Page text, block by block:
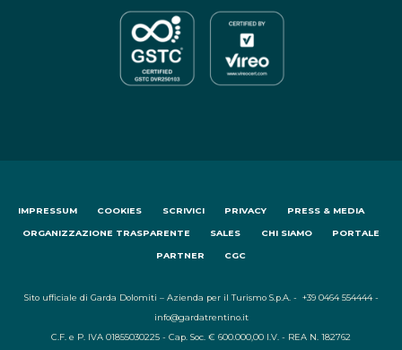
IMPRESSUM COOKIES SCRIVICI PRIVACY PRESS & MEDIA
ORGANIZZAZIONE TRASPARENTE SALES CHI SIAMO PORTALE
PARTNER CGC
Sito ufficiale di Garda Dolomiti – Azienda per il Turismo S.p.A. - +39 0464 554444 -
info@gardatrentino.it
C.F. e P. IVA 01855030225 - Cap. Soc. € 600.000,00 I.V. - REA N. 182762